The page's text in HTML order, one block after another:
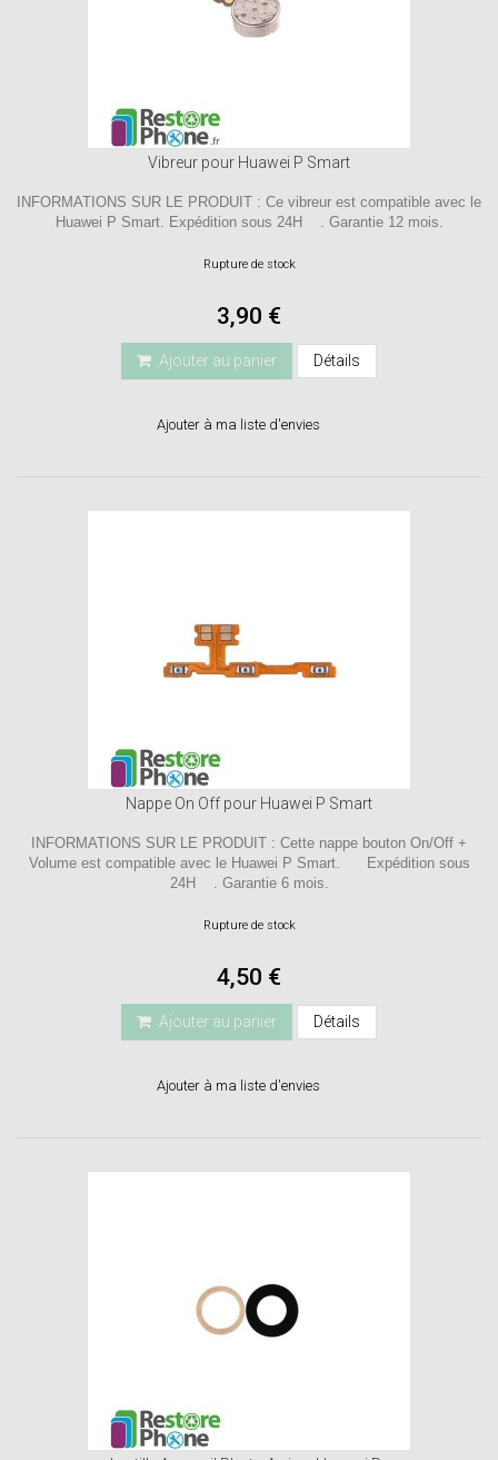
Vibreur pour Huawei P Smart
INFORMATIONS SUR LE PRODUIT : Ce vibreur est compatible avec le
Huawei P Smart. Expédition sous 24H . Garantie 12 mois.
Rupture de stock
3,90 €
Ajouter au panier Détails
Ajouter à ma liste d'envies
Nappe On Off pour Huawei P Smart
INFORMATIONS SUR LE PRODUIT : Cette nappe bouton On/Off +
Volume est compatible avec le Huawei P Smart. Expédition sous
24H . Garantie 6 mois.
Rupture de stock
4,50 €
Ajouter au panier Détails
Ajouter à ma liste d'envies